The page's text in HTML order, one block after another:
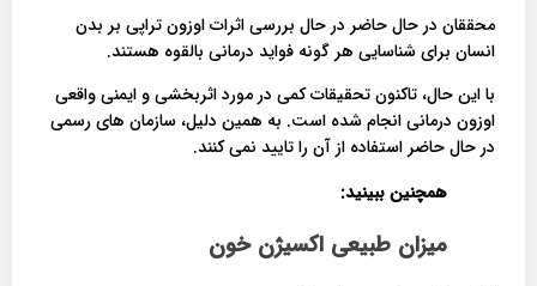
محققان در حال حاضر در حال بررسی اثرات اوزون تراپی بر بدن
انسان برای شناسایی هر گونه فواید درمانی بالقوه هستند.
با این حال، تاکنون تحقیقات کمی در مورد اثربخشی و ایمنی واقعی
اوزون درمانی انجام شده است. به همین دلیل، سازمان های رسمی
در حال حاضر استفاده از آن را تایید نمی کنند.
همچنین ببینید:
میزان طبیعی اکسیژن خون